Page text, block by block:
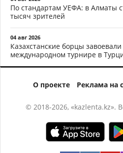
По стандартам УЕФА: в Алматы
тысяч зрителей
04 авг 2026
Казахстанские борцы
международном турнире в
О проекте Реклама на
© 2018-2026, «kazlenta.kz».